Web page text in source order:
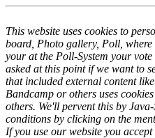
This website uses cookies to
board, Photo gallery, Poll,
your at the Poll-System your
asked at this point if we want to
that included external content
Bandcamp or others uses
others. We'll pervent this by
conditions by clicking on the
If you use our website you